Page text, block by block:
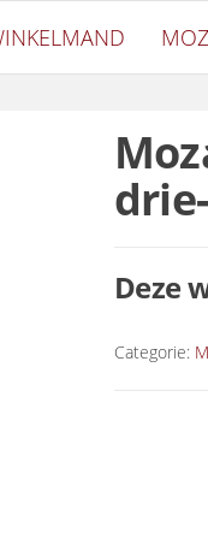
Deze
Categorie: